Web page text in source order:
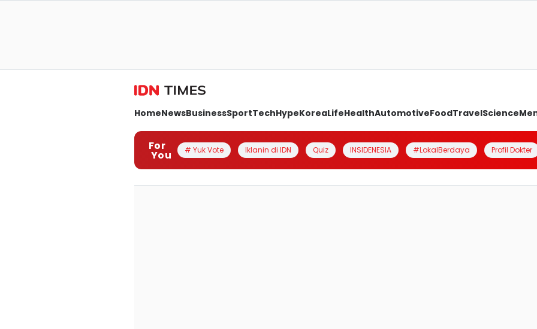
HomeNewsBusinessSportTechHypeKoreaLifeHealthAutomotiveFoodTravelScience
For
You # Yuk Vote Iklanin di IDN Quiz INSIDENESIA #LokalBerdaya Profil Dokter